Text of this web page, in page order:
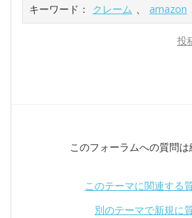
キーワード： クレーム 、 amazon
投
このフォーラムへの質問
このテーマに関連する
別のテーマで新規に